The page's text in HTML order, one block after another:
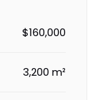
$160,000
3,200 m²